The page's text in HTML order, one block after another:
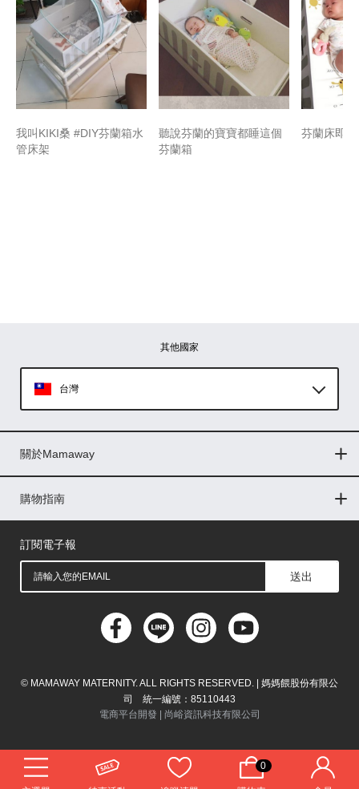
0
我叫KIKI桑 #DIY芬蘭箱水
管床架
聽說芬蘭的寶寶都睡這個
芬蘭箱
芬蘭床即
其他國家
台灣
印尼
菲律賓
馬來西亞
關於Mamaway
門市據點
最新消息
品牌故事
人力招募
媒體花絮
隱私權聲明
CSR企業社會責任
購物指南
購物常見問題
退換貨問題
儲值金使用條款
購買儲值金
發票問題
會員權益
線上留言
吸乳器-免費體驗
訂閱電子報
送出
© MAMAWAY MATERNITY. ALL RIGHTS RESERVED. | 媽媽餵股份有限公
司 統一編號：85110443
電商平台開發 |
尚峪資訊科技有限公司